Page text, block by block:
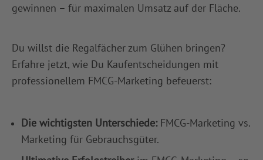
gewinnen – für maximalen Umsatz auf der Fläche.
Du willst die Regalfächer zum Glühen bringen?
Erfahre jetzt, wie Du Kaufentscheidungen mit
professionellem FMCG-Marketing befeuerst:
Die wichtigsten Unterschiede: FMCG-Marketing vs.
Marketing für Gebrauchsgüter.